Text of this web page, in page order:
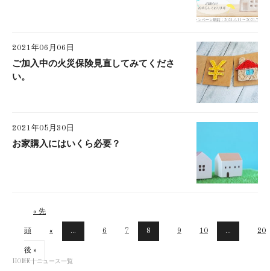
2021年06月06日
ご加入中の火災保険見直してみてくださ
い。
2021年05月30日
お家購入にはいくら必要？
« 先
頭 « ... 6 7 8 9 10 ... 20
後 »
HOME ニュース一覧